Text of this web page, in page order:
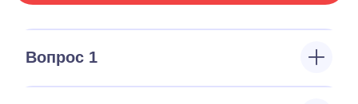
Вопрос 1